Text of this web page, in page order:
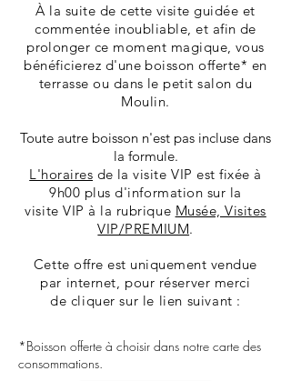
À la suite de cette visite guidée et
commentée inoubliable, et afin de
prolonger ce moment magique, vous
bénéficierez d'une boisson offerte* en
terrasse ou dans le petit salon du
Moulin.
Toute autre boisson n'est pas incluse dans
la formule.
L'horaires de lavisite VIP est fixée à
9h00 plus d'information sur la
visite VIP à la rubrique Musée, Visites
VIP/PREMIUM.
Cette offre est uniquement vendue
par internet, pour réserver merci
de cliquer sur le lien suivant :
*Boisson offerte à choisir dans notre carte des
consommations.